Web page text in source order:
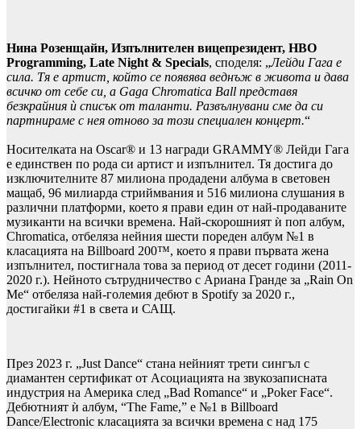
Нина Розенщайн, Изпълнителен вицепрезидент, HBO
Programming, Late Night & Specials, споделя: „Лейди Гага е
сила. Тя е артист, който се появява веднъж в живота и дава
всичко от себе си, а Gaga Chromatica Ball представя
безкрайния ѝ списък от таланти. Развълнувани сме да си
партнираме с нея отново за този специален концерт.“
Носителката на Oscar® и 13 награди GRAMMY® Лейди Гага
е единствен по рода си артист и изпълнител. Тя достига до
изключителните 87 милиона продадени албума в световен
мащаб, 96 милиарда стриймвания и 516 милиона слушания в
различни платформи, което я прави един от най-продаваните
музиканти на всички времена. Най-скорошният ѝ поп албум,
Chromatica, отбеляза нейния шести пореден албум №1 в
класацията на Billboard 200™, което я прави първата жена
изпълнител, постигнала това за период от десет години (2011-
2020 г.). Нейното сътрудничество с Ариана Гранде за „Rain On
Me“ отбеляза най-големия дебют в Spotify за 2020 г.,
достигайки #1 в света и САЩ.
През 2023 г. „Just Dance“ стана нейният трети сингъл с
диамантен сертификат от Асоциацията на звукозаписната
индустрия на Америка след „Bad Romance“ и „Poker Face“.
Дебютният ѝ албум, “The Fame,” е №1 в Billboard
Dance/Electronic класацията за всички времена с над 175